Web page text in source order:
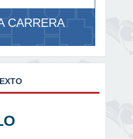
CARRERA